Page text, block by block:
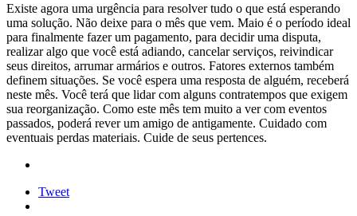
Existe agora uma urgência para resolver tudo o que está esperando
uma solução. Não deixe para o mês que vem. Maio é o período ideal
para finalmente fazer um pagamento, para decidir uma disputa,
realizar algo que você está adiando, cancelar serviços, reivindicar
seus direitos, arrumar armários e outros. Fatores externos também
definem situações. Se você espera uma resposta de alguém, receberá
neste mês. Você terá que lidar com alguns contratempos que exigem
sua reorganização. Como este mês tem muito a ver com eventos
passados, poderá rever um amigo de antigamente. Cuidado com
eventuais perdas materiais. Cuide de seus pertences.
Tweet